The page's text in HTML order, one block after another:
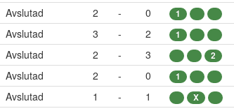
Avslutad 2 - 0 1
Avslutad 3 - 2 1
Avslutad 2 - 3 2
Avslutad 2 - 0 1
Avslutad 1 - 1 X